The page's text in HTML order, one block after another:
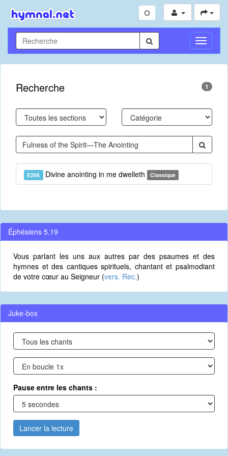
Toggle
Recherche 1
E266 Divine anointing in me dwelleth Classique
Éphésiens 5.19
Vous parlant les uns aux autres par des psaumes et des
hymnes et des cantiques spirituels, chantant et psalmodiant
de votre cœur au Seigneur (vers. Rec.)
Juke-box
Pause entre les chants :
Lancer la lecture